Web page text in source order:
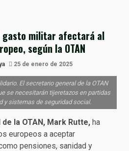
gasto militar afectará al
según la OTAN
25 de enero de 2025
El secretario general de la OTAN
se necesitarán tijeretazos en partidas
y sistemas de seguridad social.
la OTAN, Mark Rutte, ha
europeos a aceptar
pensiones, sanidad y